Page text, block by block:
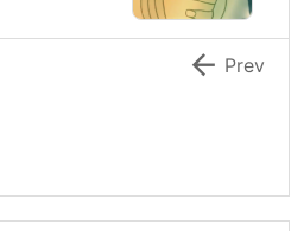
 Prev